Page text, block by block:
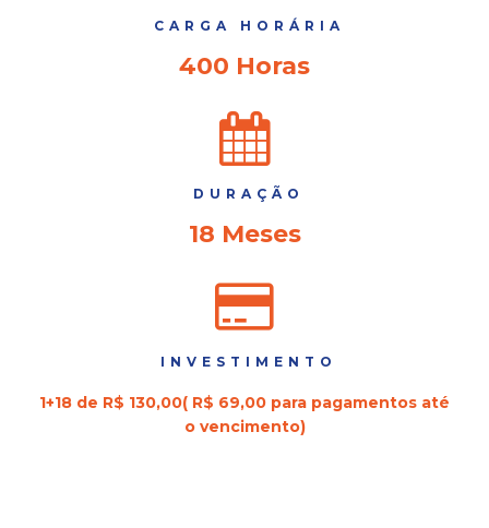
CARGA HORÁRIA
400 Horas
DURAÇÃO
18 Meses
INVESTIMENTO
1+18 de R$ 130,00( R$ 69,00 para pagamentos até
o vencimento)